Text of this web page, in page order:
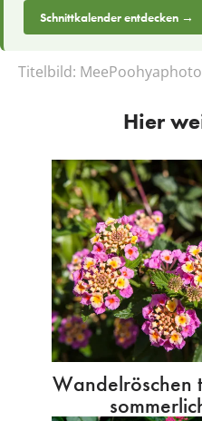
Schnittkalender entdecken →
Titelbild:
Hier
Wandelröschen